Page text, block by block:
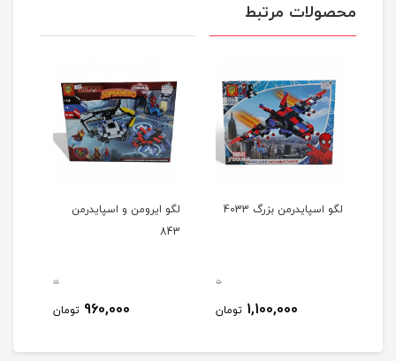
محصولات مرتبط
لگو اسپایدرمن بزرگ 4033
0
1,100,000 تومان
لگو ایرومن و اسپایدرمن
843
0
960,000 تومان